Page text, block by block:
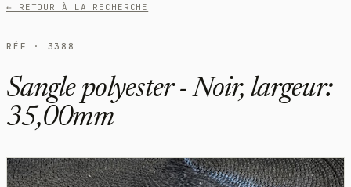
← RETOUR À LA RECHERCHE
RÉF · 3388
Sangle polyester - Noir, largeur:
35,00mm